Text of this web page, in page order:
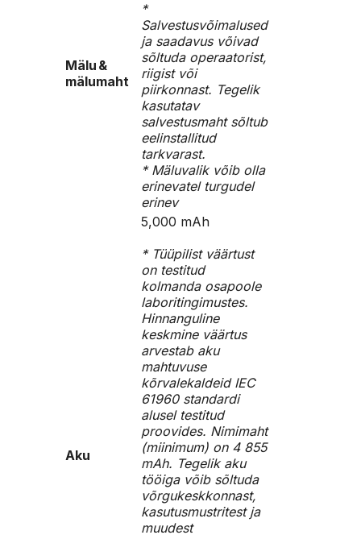
Mälu &
mälumaht
*
Salvestusvõimalused
ja saadavus võivad
sõltuda operaatorist,
riigist või
piirkonnast. Tegelik
kasutatav
salvestusmaht sõltub
eelinstallitud
tarkvarast.
* Mäluvalik võib olla
erinevatel turgudel
erinev
Aku
5,000 mAh
* Tüüpilist väärtust
on testitud
kolmanda osapoole
laboritingimustes.
Hinnanguline
keskmine väärtus
arvestab aku
mahtuvuse
kõrvalekaldeid IEC
61960 standardi
alusel testitud
proovides. Nimimaht
(miinimum) on 4 855
mAh. Tegelik aku
tööiga võib sõltuda
võrgukeskkonnast,
kasutusmustritest ja
muudest